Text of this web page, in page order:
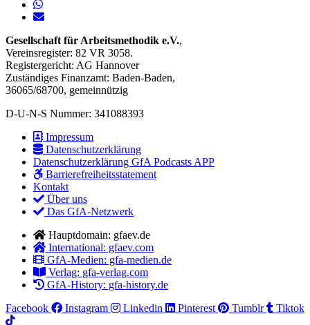
Gesellschaft für Arbeitsmethodik e.V.,
Vereinsregister: 82 VR 3058.
Registergericht: AG Hannover
Zuständiges Finanzamt: Baden-Baden,
36065/68700, gemeinnützig
D-U-N-S Nummer: 341088393
Impressum
Datenschutzerklärung
Datenschutzerklärung GfA Podcasts APP
Barrierefreiheitsstatement
Kontakt
Über uns
Das GfA-Netzwerk
Hauptdomain: gfaev.de
International: gfaev.com
GfA-Medien: gfa-medien.de
Verlag: gfa-verlag.com
GfA-History: gfa-history.de
Facebook
Instagram Linkedin Pinterest Tumblr Tiktok